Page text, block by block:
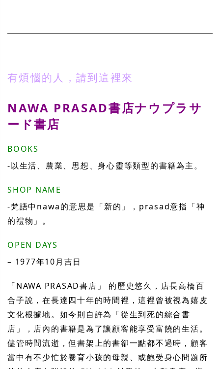
有煩惱的人，請到這裡來
NAWA PRASAD書店ナウプラサ
ード書店
BOOKS
-以生活、農業、思想、身心靈等類型的書籍為主。
SHOP NAME
-梵語中nawa的意思是「新的」，prasad意指「神
的禮物」。
OPEN DAYS
– 1977年10月吉日
「NAWA PRASAD書店」 的歷史悠久，店長高橋百
合子說，在長達四十年的時間裡，這裡曾被視為嬉皮
文化根據地。如今則自許為「從生到死的綜合書
店」，店內的書籍是為了讓顧客能享受富饒的生活。
儘管時間流逝，但書架上的書卻一點都不過時，顧客
當中有不少忙於養育小孩的母親、或飽受身心問題所